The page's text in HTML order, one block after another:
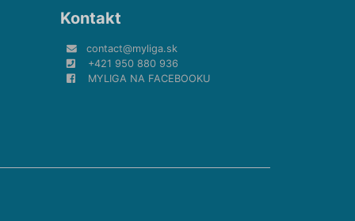
Kontakt
contact@myliga.sk
+421 950 880 936
MYLIGA NA FACEBOOKU